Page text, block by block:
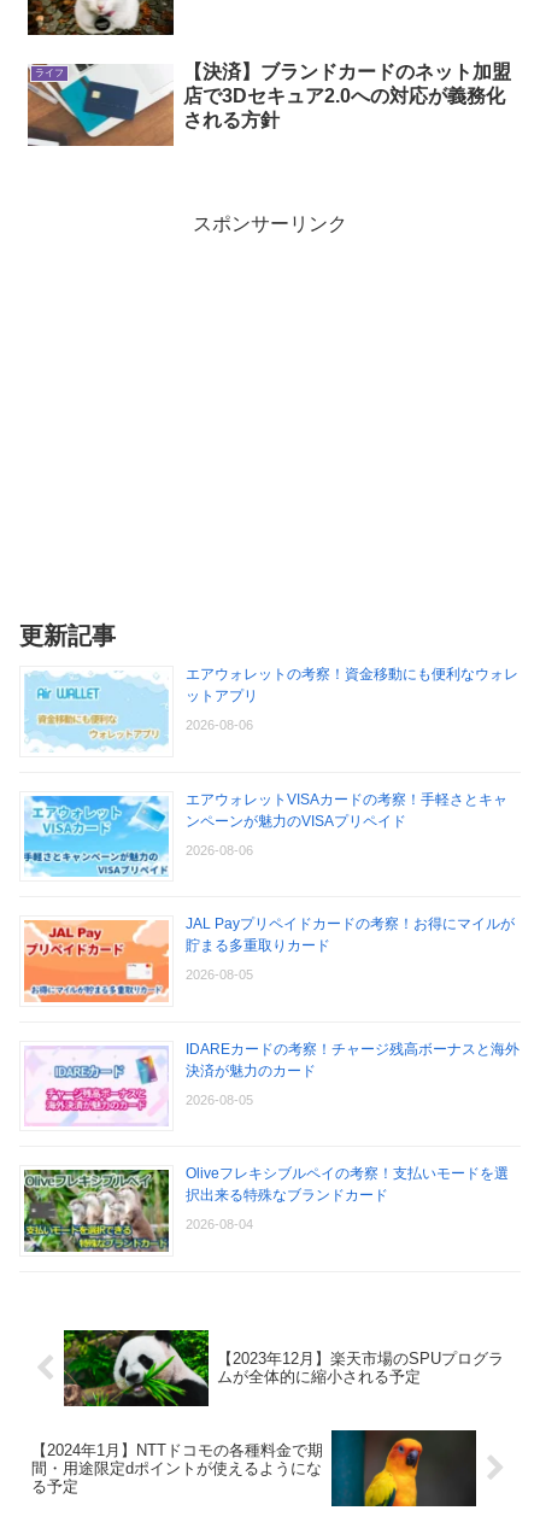
ライフ
【決済】ブランドカードのネット加盟
店で3Dセキュア2.0への対応が義務化
される方針
スポンサーリンク
更新記事
エアウォレットの考察！資金移動にも便利なウォレ
ットアプリ
2026-08-06
エアウォレットVISAカードの考察！手軽さとキャ
ンペーンが魅力のVISAプリペイド
2026-08-06
JAL Payプリペイドカードの考察！お得にマイルが
貯まる多重取りカード
2026-08-05
IDAREカードの考察！チャージ残高ボーナスと海外
決済が魅力のカード
2026-08-05
Oliveフレキシブルペイの考察！支払いモードを選
択出来る特殊なブランドカード
2026-08-04
【2023年12月】楽天市場のSPUプログラ
ムが全体的に縮小される予定
【2024年1月】NTTドコモの各種料金で期
間・用途限定dポイントが使えるようにな
る予定